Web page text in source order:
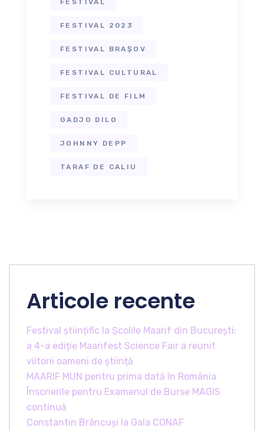
FESTIVAL 2023
FESTIVAL BRAȘOV
FESTIVAL CULTURAL
FESTIVAL DE FILM
GADJO DILO
JOHNNY DEPP
TARAF DE CALIU
Articole recente
Festival științific la Școlile Maarif din București:
a 4-a ediție Maarifest Science Fair a reunit
viitorii oameni de știință
MAARIF MUN pentru prima dată în România
Înscrierile pentru Examenul de Burse MAGIS
continuă
Constantin Brâncuși la Gala CONAF